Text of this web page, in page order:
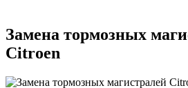
Замена тормозных
Citroen